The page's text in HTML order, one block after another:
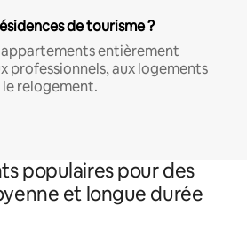
de tourisme ?
entièrement
professionnels, aux logements
relogement.
populaires pour des
et longue durée